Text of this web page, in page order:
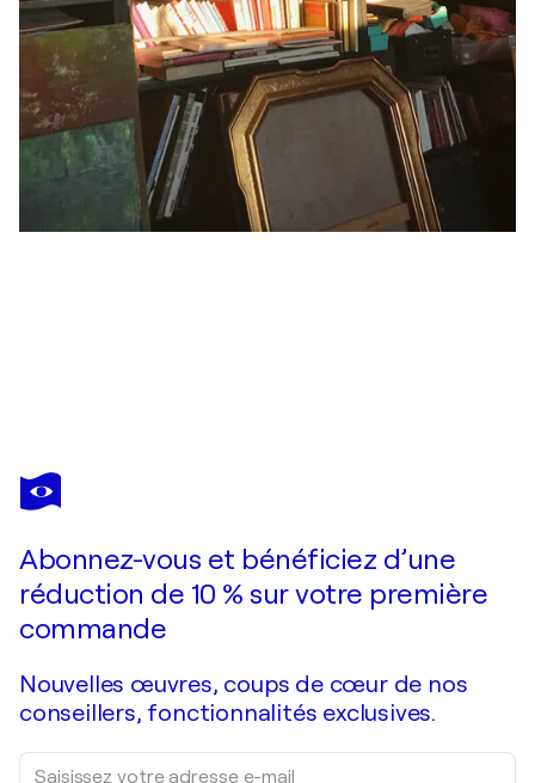
GERLINDE KOSINA
still untitled
Abonnez-vous et bénéficiez d’une
réduction de 10 % sur votre première
commande
Nouvelles œuvres, coups de cœur de nos
conseillers, fonctionnalités exclusives.